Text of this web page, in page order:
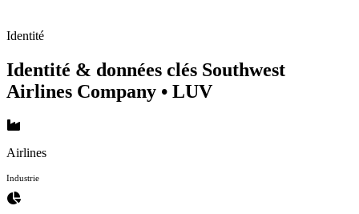
Identité
Identité & données clés Southwest
Airlines Company • LUV
Airlines
Industrie